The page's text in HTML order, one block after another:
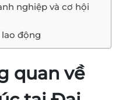
nghiệp và cơ hội
động
quan về